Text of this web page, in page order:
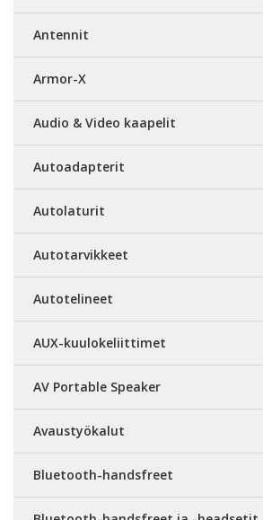
Antennit
Armor-X
Audio & Video kaapelit
Autoadapterit
Autolaturit
Autotarvikkeet
Autotelineet
AUX-kuulokeliittimet
AV Portable Speaker
Avaustyökalut
Bluetooth-handsfreet